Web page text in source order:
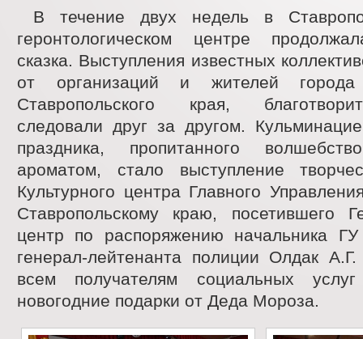
В течение двух недель в
геронтологическом центре
сказка. Выступления известных
от организаций и жителей
Ставропольского края,
следовали друг за другом.
праздника, пропитанного
ароматом, стало выступление
Культурного центра Главного
Ставропольскому краю, посетившего
центр по распоряжению начальника
генерал-лейтенанта полиции Олдак
всем получателям социальных
новогодние подарки от Деда Мороза.